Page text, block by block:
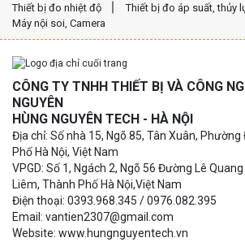
Thiết bị đo nhiệt độ
Thiết bị đo áp suất, thủy
Máy nội soi, Camera
CÔNG TY TNHH THIẾT BỊ VÀ CÔNG
NGUYÊN
HÙNG NGUYÊN TECH - HÀ NỘI
Địa chỉ: Số nhà 15, Ngõ 85, Tân Xuân,
Phố Hà Nội, Việt Nam
VPGD: Số 1, Ngách 2, Ngõ 56 Đường Lê
Liêm, Thành Phố Hà Nội,Việt Nam
Điện thoại: 0393.968.345 / 0976.082.395
Email: vantien2307@gmail.com
Website: www.hungnguyentech.vn